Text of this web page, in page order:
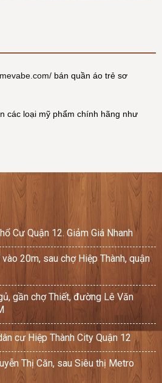
bán quần áo trẻ sơ
các loại mỹ phẩm chính hãng như
Cư Quận 12. Giảm Giá Nhanh
20m, sau chợ Hiệp Thành, quận
gần chợ Thiết, đường Lê Văn
cư Hiệp Thành City Quận 12
Thị Căn, sau Siêu thị Metro